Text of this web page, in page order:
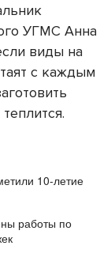
УГМС Анна
виды на
с каждым
10-летие
работы по